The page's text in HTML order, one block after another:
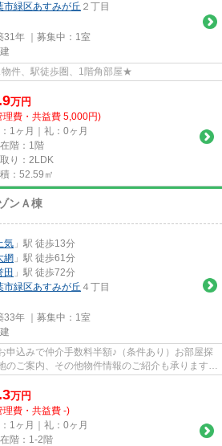
市緑区あすみが丘 ２丁目
年 ｜募集中： 1室
件、駅徒歩圏、1階角部屋★
万円
理費・共益費 5,000円)
1ヶ月｜礼：0ヶ月
階：1階
り：2LDK
：52.59㎡
ンＡ棟
気 」駅 徒歩13分
網 」駅 徒歩61分
田 」駅 徒歩72分
市緑区あすみが丘 ４丁目
年 ｜募集中： 1室
申込みで仲介手数料半額♪（条件あり）お部屋探
のご案内、その他物件情報のご紹介も承ります♪
万円
理費・共益費 -)
1ヶ月｜礼：0ヶ月
階：1-2階